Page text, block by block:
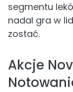
segmentu
nadal gra w
zostać.
Akcje